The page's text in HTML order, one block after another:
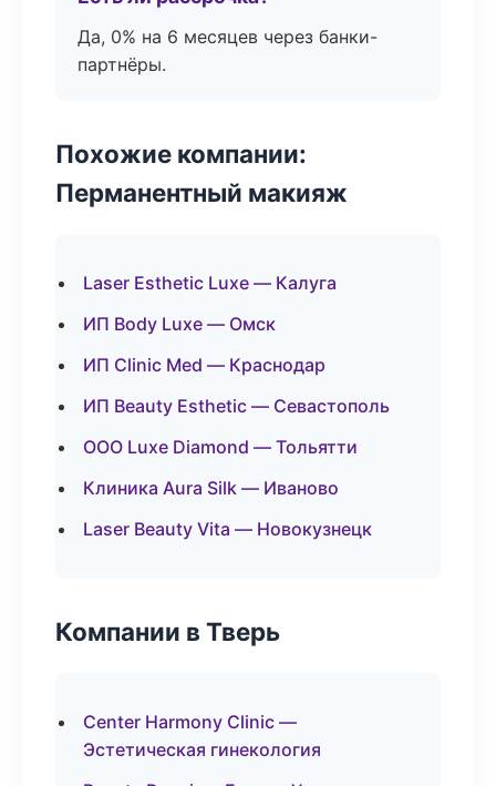
Да, 0% на 6 месяцев через банки-
партнёры.
Похожие компании:
Перманентный макияж
Laser Esthetic Luxe — Калуга
ИП Body Luxe — Омск
ИП Clinic Med — Краснодар
ИП Beauty Esthetic — Севастополь
ООО Luxe Diamond — Тольятти
Клиника Aura Silk — Иваново
Laser Beauty Vita — Новокузнецк
Компании в Тверь
Center Harmony Clinic —
Эстетическая гинекология